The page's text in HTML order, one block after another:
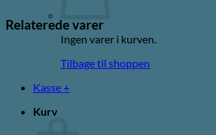
Ingen varer i kurven.
Tilbage til shoppen
Kasse +
Kurv
Relaterede varer